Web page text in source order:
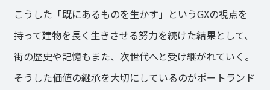
こうした「既にあるものを生かす」というGXの視点を
持って建物を長く生きさせる努力を続けた結果として、
街の歴史や記憶もまた、次世代へと受け継がれていく。
そうした価値の継承を大切にしているのがポートランド